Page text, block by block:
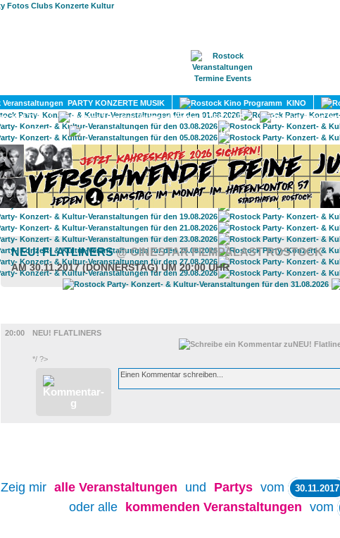
PARTY KONZERTE MUSIK KINO
KULTUR
LITERATUR
DIVERSES
UMLAND
NEU! FLATLINERS@ CINESTAR FILMPALAST ROSTOCK
AM 30.11.2017 (DONNERSTAG) UM 20:00 UHR
20:00
NEU! FLATLINERS
*/ ?>
Zeig mir alle Veranstaltungen und Partys vom 30.11.2017
oder alle
kommenden Veranstaltungen vom